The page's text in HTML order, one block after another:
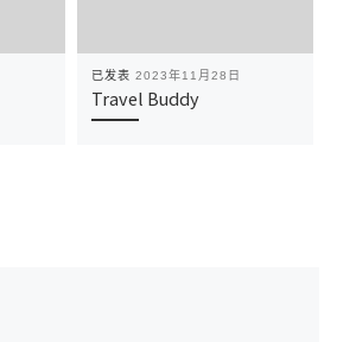
已发表 2023年11月28日
Travel Buddy